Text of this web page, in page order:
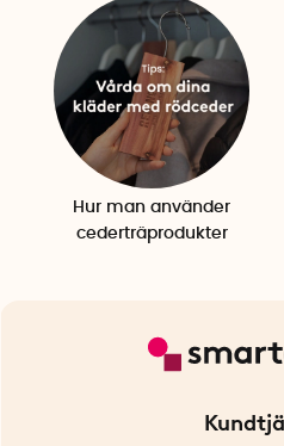
Hur man använder
cederträprodukter